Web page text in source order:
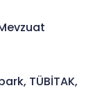
TÜBİTAK,